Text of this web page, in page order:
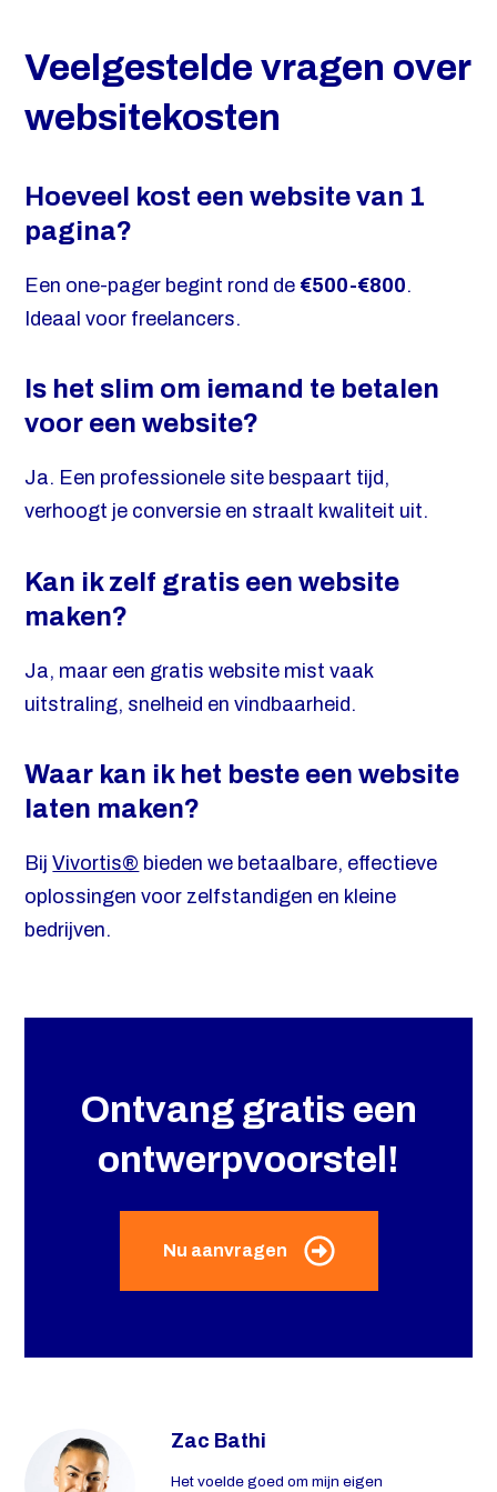
Veelgestelde vragen over
websitekosten
Hoeveel kost een website van 1
pagina?
Een one-pager begint rond de €500-€800.
Ideaal voor freelancers.
Is het slim om iemand te betalen
voor een website?
Ja. Een professionele site bespaart tijd,
verhoogt je conversie en straalt kwaliteit uit.
Kan ik zelf gratis een website
maken?
Ja, maar een gratis website mist vaak
uitstraling, snelheid en vindbaarheid.
Waar kan ik het beste een website
laten maken?
BijVivortis® bieden we betaalbare, effectieve
oplossingen voor zelfstandigen en kleine
bedrijven.
Ontvang gratis een
ontwerpvoorstel!
Nu aanvragen
Zac Bathi
Het voelde goed om mijn eigen